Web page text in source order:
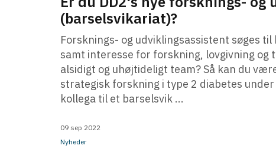
(barselsvikariat)?
Forsknings- og udviklingsassistent søges
samt interesse for forskning, lovgivning og
alsidigt og uhøjtideligt team? Så kan du
strategisk forskning i type 2 diabetes
kollega til et barselsvik ...
09 sep 2022
Nyheder